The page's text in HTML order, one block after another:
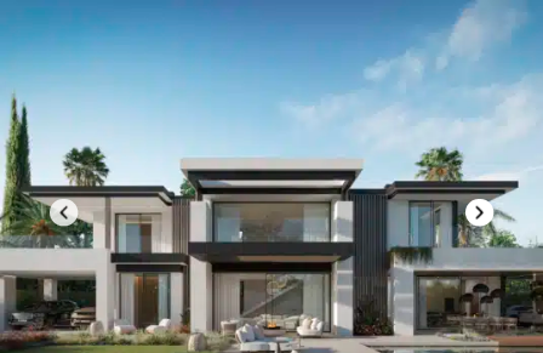
تخطى
الى
المحتوى